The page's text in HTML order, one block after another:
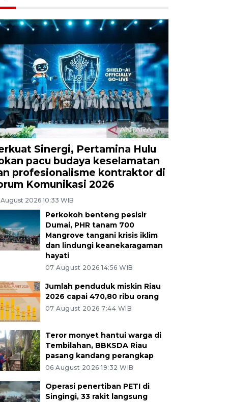
Sinergi, Pertamina Hulu
pacu budaya keselamatan
profesionalisme kontraktor di
Komunikasi 2026
2026 10:33 WIB
Perkokoh benteng pesisir
Dumai, PHR tanam 700
Mangrove tangani krisis iklim
dan lindungi keanekaragaman
hayati
07 August 2026 14:56 WIB
Jumlah penduduk miskin Riau
2026 capai 470,80 ribu orang
07 August 2026 7:44 WIB
Teror monyet hantui warga di
Tembilahan, BBKSDA Riau
pasang kandang perangkap
06 August 2026 19:32 WIB
Operasi penertiban PETI di
Singingi, 33 rakit langsung